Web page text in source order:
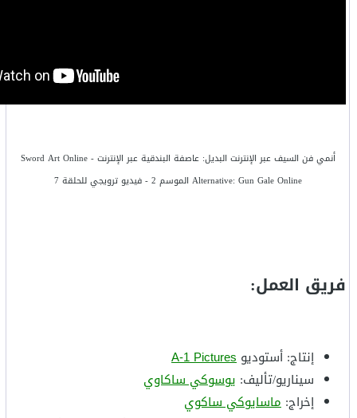
أنمي فن السيف عبر الإنترنت البديل: عاصفة البندقية عبر الإنترنت - Sword Art Online
Alternative: Gun Gale Online الموسم 2 - فيديو ترويجي للحلقة 7
فريق العمل:
إنتاج: أستوديو A-1 Pictures
سيناريو/تأليف: يوسوكي ساكاوي
إخراج: ماسايوكي ساكوي